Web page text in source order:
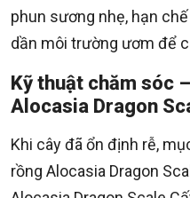
phun sương nhẹ, hạn
dần môi trường ươm để
Kỹ thuật chăm sóc
Alocasia Dragon
Khi cây đã ổn định rễ,
rồng Alocasia Dragon